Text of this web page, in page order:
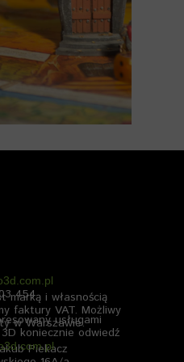
454
usługami
koniecznie odwiedź
marką i własnością
faktury VAT. Możliwy
w Warszawie.
Piekacz